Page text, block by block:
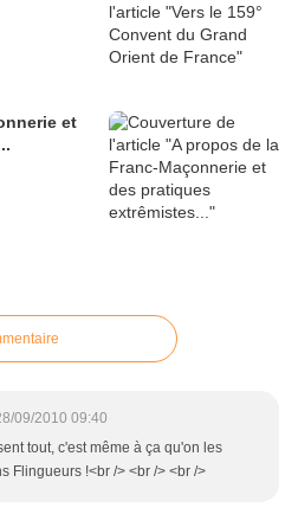
et
09/2010 09:40
tout, c'est même à ça qu'on les
Flingueurs !<br /> <br /> <br />